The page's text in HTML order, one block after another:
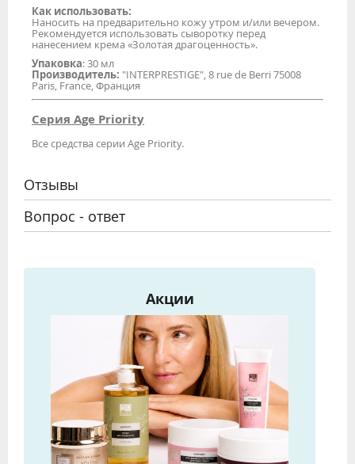
Как использовать:
Наносить на предварительно кожу утром и/или вечером.
Рекомендуется использовать сыворотку перед
нанесением крема «Золотая драгоценность».
Упаковка: 30 мл
Производитель: "INTERPRESTIGE", 8 rue de Berri 75008
Paris, France, Франция
Серия Age Priority
Все средства серии Age Priority.
Отзывы
Вопрос - ответ
Акции